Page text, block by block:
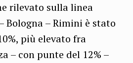
rilevato sulla linea
Bologna – Rimini è stato
più elevato fra
– con punte del 12% –